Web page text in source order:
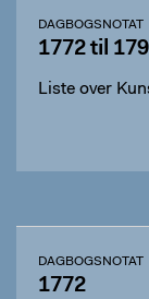
DAGBOGSNOTAT
1772 til
Liste over
DAGBOGSNOTAT
1772